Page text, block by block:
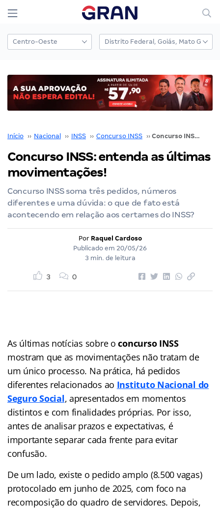
Início ›› Nacional ›› INSS ›› Concurso INSS ›› Concurso INSS: entenda as últimas movimentações!
Concurso INSS: entenda as últimas
movimentações!
Concurso INSS soma três pedidos, números
diferentes e uma dúvida: o que de fato está
acontecendo em relação aos certames do INSS?
Por Raquel Cardoso
Publicado em 20/05/26
3 min. de leitura
3 0
As últimas notícias sobre oconcurso INSS
mostram que as movimentações não tratam de
um único processo. Na prática, há pedidos
diferentes relacionados ao Instituto Nacional do
Seguro Social, apresentados em momentos
distintos e com finalidades próprias. Por isso,
antes de analisar prazos e expectativas, é
importante separar cada frente para evitar
confusão.
De um lado, existe o pedido amplo (8.500 vagas)
protocolado em junho de 2025, com foco na
recomposição do quadro de servidores. Depois,